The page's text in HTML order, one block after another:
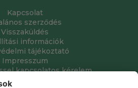
Kapcsolat
szerződés
Visszaküldés
információk
tájékoztató
Impresszum
kapcsolatos kérelem